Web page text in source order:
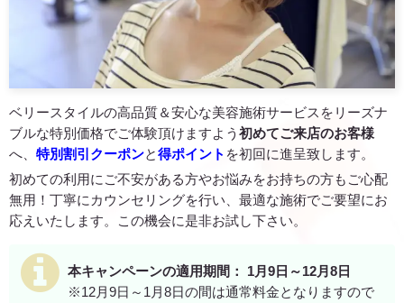
ベリースタイルの高品質＆安心な美容施術サービスをリーズナ
ブルな特別価格でご体験頂けますよう 初めてご来店のお客様
へ、 特別割引クーポンと得ポイント を初回に進呈致します。
初めての利用にご不安がある方やお悩みをお持ちの方もご心配
無用！丁寧にカウンセリングを行い、最適な施術でご要望にお
応えいたします。この機会に是非お試し下さい。
本キャンペーンの適用期間： 1月9日～12月8日
※12月9日～1月8日の間は通常料金となりますので